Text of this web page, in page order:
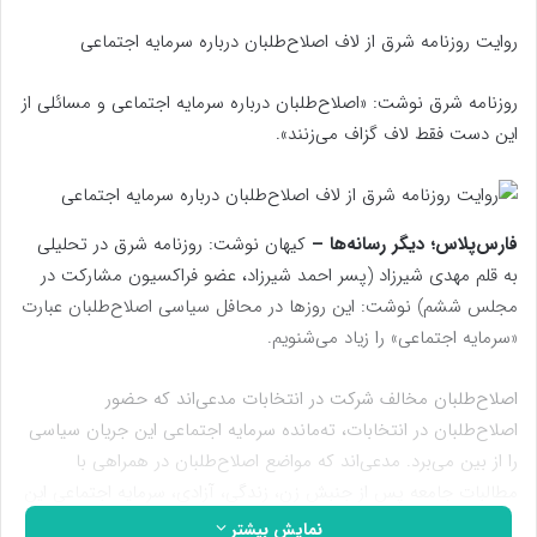
روایت روزنامه شرق از لاف اصلاح‌طلبان درباره سرمایه اجتماعی
روزنامه شرق نوشت: «اصلاح‌طلبان درباره سرمایه اجتماعی و مسائلی از
این دست فقط لاف گزاف می‌زنند».
فارس‌پلاس؛ دیگر رسانه‌ها – کیهان نوشت: روزنامه شرق در تحلیلی
به قلم مهدی شیرزاد (پسر احمد شیرزاد، عضو فراکسیون مشارکت در
مجلس ششم) نوشت: این روزها در محافل سیاسی اصلاح‌طلبان عبارت
«سرمایه اجتماعی» را زیاد می‌شنویم.
اصلاح‌طلبان مخالف شرکت در انتخابات مدعی‌اند که حضور
اصلاح‌طلبان در انتخابات، ته‌مانده سرمایه اجتماعی این جریان سیاسی
را از بین می‌برد. مدعی‌اند که مواضع اصلاح‌طلبان در همراهی با
جریان را افزایش داده است و رغبت جامعه به ایشان بیشتر شده است.
نمایش بیشتر